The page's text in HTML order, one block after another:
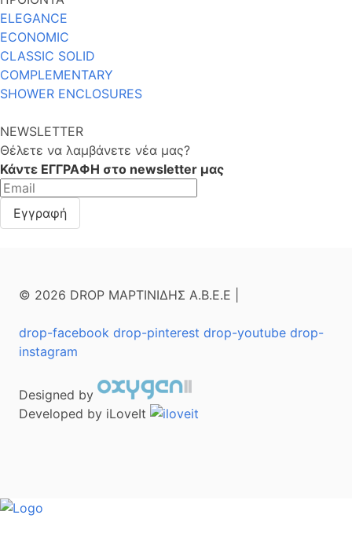
ELEGANCE
ECONOMIC
CLASSIC SOLID
COMPLEMENTARY
SHOWER ENCLOSURES
NEWSLETTER
Θέλετε να λαμβάνετε νέα μας?
Κάντε ΕΓΓΡΑΦΗ στο newsletter μας
© 2026 DROP ΜΑΡΤΙΝΙΔΗΣ Α.Β.Ε.Ε |
drop-facebook drop-pinterest drop-youtube drop-
instagram
Designed by
Developed by iLoveIt